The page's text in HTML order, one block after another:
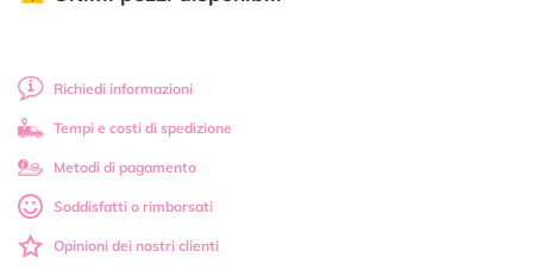
Richiedi informazioni
Tempi e costi di spedizione
Metodi di pagamento
Soddisfatti o rimborsati
Opinioni dei nostri clienti